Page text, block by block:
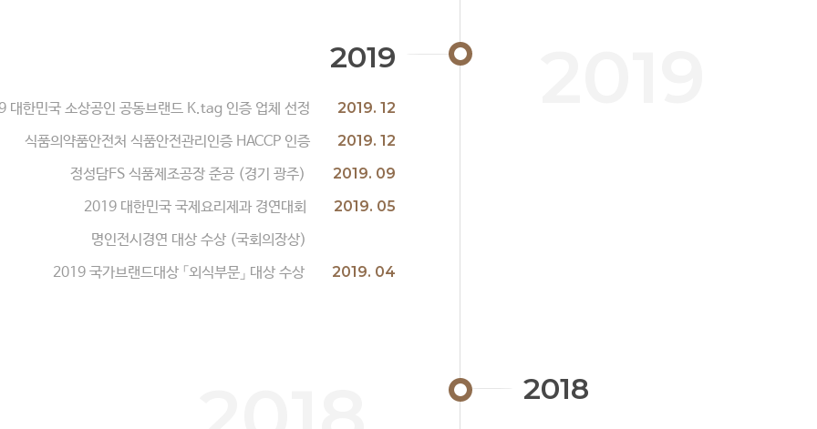
2019
대한민국 소상공인 공동브랜드 K.tag 인증 업체 선정
2019. 12
식품의약품안전처 식품안전관리인증 HACCP 인증
2019. 12
정성담FS 식품제조공장 준공 (경기 광주)
2019. 09
2019 대한민국 국제요리제과 경연대회
2019. 05
명인전시경연 대상 수상 (국회의장상)
2019 국가브랜드대상 「외식부문」 대상 수상
2019. 04
2018